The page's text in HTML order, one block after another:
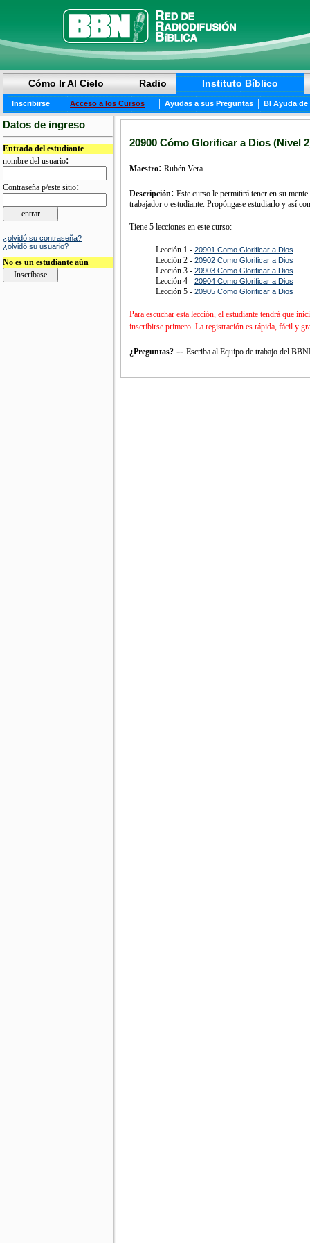
Cómo Ir Al Cielo Radio Instituto Bíblico
Inscribirse | Acceso a los Cursos | Ayudas a sus Preguntas | BI Ayuda
Datos de ingreso
Entrada del estudiante
nombre del usuario:
Contraseña p/este sitio:
¿olvidó su contraseña?
¿olvidó su usuario?
No es un estudiante aún
20900 Cómo Glorificar a Dios (Nivel
Maestro: Rubén Vera
Descripción: Este curso le permitirá tener en su
trabajador o estudiante. Propóngase estudiarlo y así
Tiene 5 lecciones en este curso:
Lección 1 - 20901 Como Glorificar a Dios
Lección 2 - 20902 Como Glorificar a Dios
Lección 3 - 20903 Como Glorificar a Dios
Lección 4 - 20904 Como Glorificar a Dios
Lección 5 - 20905 Como Glorificar a Dios
Para escuchar esta lección, el estudiante tendrá que
inscribirse primero. La registración es rápida, fácil y
¿Preguntas? -- Escriba al Equipo de trabajo del